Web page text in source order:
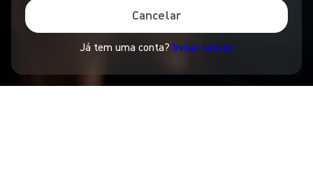
Cancelar
Já tem uma conta? Iniciar sessão